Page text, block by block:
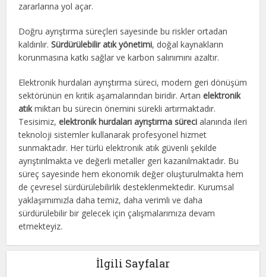
zararlarına yol açar.
Doğru ayrıştırma süreçleri sayesinde bu riskler ortadan
kaldırılır.Sürdürülebilir atık yönetimi, doğal kaynakların
korunmasına katkı sağlar ve karbon salınımını azaltır.
Elektronik hurdaları ayrıştırma süreci, modern geri dönüşüm
sektörünün en kritik aşamalarından biridir. Artanelektronik
atıkmiktarı bu sürecin önemini sürekli artırmaktadır.
Tesisimiz,elektronik hurdaları ayrıştırma süreci alanında ileri
teknoloji sistemler kullanarak profesyonel hizmet
sunmaktadır. Her türlü elektronik atık güvenli şekilde
ayrıştırılmakta ve değerli metaller geri kazanılmaktadır. Bu
süreç sayesinde hem ekonomik değer oluşturulmakta hem
de çevresel sürdürülebilirlik desteklenmektedir. Kurumsal
yaklaşımımızla daha temiz, daha verimli ve daha
sürdürülebilir bir gelecek için çalışmalarımıza devam
etmekteyiz.
İlgili Sayfalar